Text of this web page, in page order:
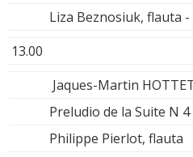
Liza Beznosiuk, flauta
13.00
Jaques-Martin
Preludio de la Suite N
Philippe Pierlot, flauta